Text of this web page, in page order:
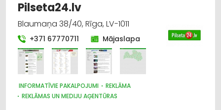
Pilseta24.lv
Blaumaņa 38/40, Rīga, LV-1011
+371 67770711 Mājaslapa
INFORMATĪVIE PAKALPOJUMI
REKLĀMA
REKLĀMAS UN MEDIJU AĢENTŪRAS